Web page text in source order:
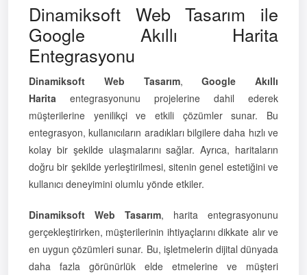
Dinamiksoft Web Tasarım ile
Google Akıllı Harita
Entegrasyonu
Dinamiksoft Web Tasarım,Google Akıllı
Harita entegrasyonunu projelerine dahil ederek
müşterilerine yenilikçi ve etkili çözümler sunar. Bu
entegrasyon, kullanıcıların aradıkları bilgilere daha hızlı ve
kolay bir şekilde ulaşmalarını sağlar. Ayrıca, haritaların
doğru bir şekilde yerleştirilmesi, sitenin genel estetiğini ve
kullanıcı deneyimini olumlu yönde etkiler.
Dinamiksoft Web Tasarım, harita entegrasyonunu
gerçekleştirirken, müşterilerinin ihtiyaçlarını dikkate alır ve
en uygun çözümleri sunar. Bu, işletmelerin dijital dünyada
daha fazla görünürlük elde etmelerine ve müşteri